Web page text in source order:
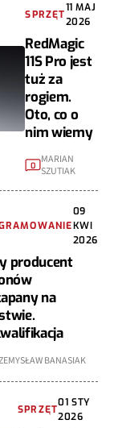
SPRZĘT
11 MAJ
2026
RedMagic
11S Pro jest
tuż za
rogiem.
Oto, co o
nim wiemy
0
MARIAN
SZUTIAK
09
KWI
2026
producent
na
BANASIAK
SPRZĘT
01 STY
2026